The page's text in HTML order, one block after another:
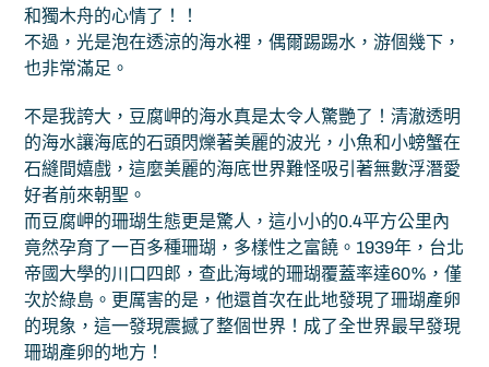
和獨木舟的心情了！！
不過，光是泡在透涼的海水裡，偶爾踢踢水，游個幾下，
也非常滿足。
不是我誇大，豆腐岬的海水真是太令人驚艷了！清澈透明
的海水讓海底的石頭閃爍著美麗的波光，小魚和小螃蟹在
石縫間嬉戲，這麼美麗的海底世界難怪吸引著無數浮潛愛
好者前來朝聖。
而豆腐岬的珊瑚生態更是驚人，這小小的0.4平方公里內
竟然孕育了一百多種珊瑚，多樣性之富饒。1939年，台北
帝國大學的川口四郎，查此海域的珊瑚覆蓋率達60%，僅
次於綠島。更厲害的是，他還首次在此地發現了珊瑚產卵
的現象，這一發現震撼了整個世界！成了全世界最早發現
珊瑚產卵的地方！